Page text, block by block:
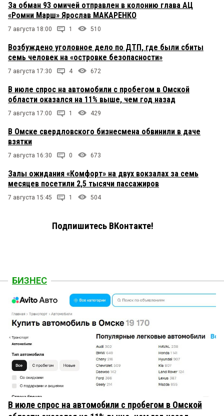
За обман 93 омичей отправлен в колонию глава АЦ
«Ромни Марш» Ярослав МАКАРЕНКО
7 августа 18:00 1 510
Возбуждено уголовное дело по ДТП, где были сбиты
семь человек на «островке безопасности»
7 августа 17:30 4 672
В июле спрос на автомобили с пробегом в Омской
области оказался на 11% выше, чем год назад
7 августа 17:00 1 429
В Омске свердловского бизнесмена обвинили в даче
взятки
7 августа 16:30 0 673
Залы ожидания «Комфорт» на двух вокзалах за семь
месяцев посетили 2,5 тысячи пассажиров
7 августа 15:45 1 504
Подпишитесь ВКонтакте!
БИЗНЕС
В июле спрос на автомобили с пробегом в Омской